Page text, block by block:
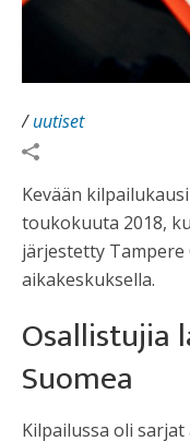
/uutiset
Kevään
toukokuuta 2018,
järjestetty Tampere
aikakeskuksella.
Osallistujia
Suomea
Kilpailussa oli